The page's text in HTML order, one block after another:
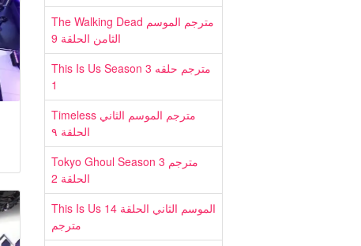
The Walking Dead مترجم الموسم
الثامن الحلقة 9
This Is Us Season 3 مترجم حلقه
1
Timeless مترجم الموسم الثاني
الحلقة ٩
Tokyo Ghoul Season 3 مترجم
الحلقة 2
This Is Us الموسم الثاني الحلقة 14
مترجم